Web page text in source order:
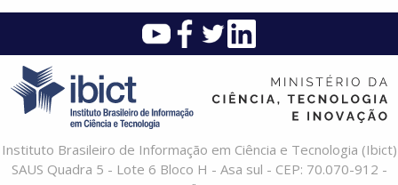
Instituto Brasileiro de Informação em Ciência e Tecnologia (Ibict)
SAUS Quadra 5 - Lote 6 Bloco H - Asa sul - CEP: 70.070-912 -